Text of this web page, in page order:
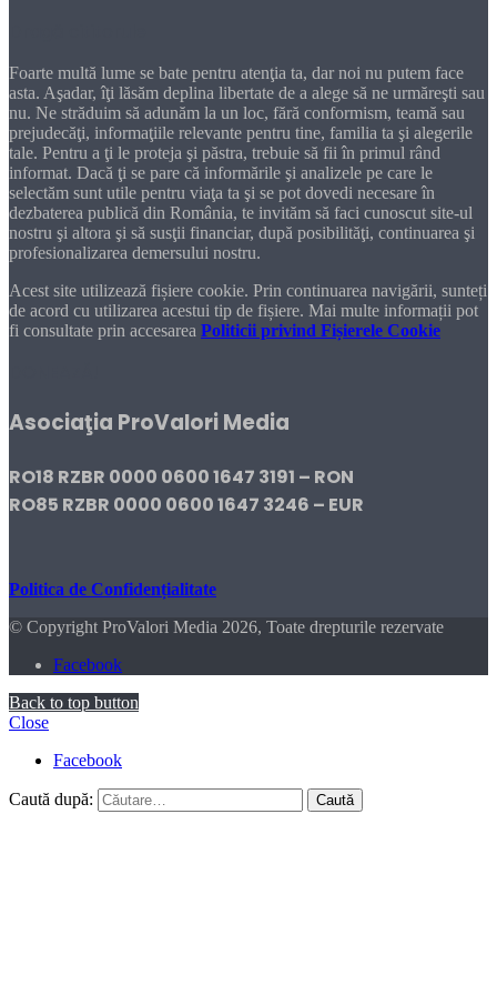
Foarte multă lume se bate pentru atenţia ta, dar noi nu putem face
asta. Aşadar, îţi lăsăm deplina libertate de a alege să ne urmăreşti sau
nu. Ne străduim să adunăm la un loc, fără conformism, teamă sau
prejudecăţi, informaţiile relevante pentru tine, familia ta şi alegerile
tale. Pentru a ţi le proteja şi păstra, trebuie să fii în primul rând
informat. Dacă ţi se pare că informările şi analizele pe care le
selectăm sunt utile pentru viaţa ta şi se pot dovedi necesare în
dezbaterea publică din România, te invităm să faci cunoscut site-ul
nostru şi altora şi să susţii financiar, după posibilităţi, continuarea şi
profesionalizarea demersului nostru.
Acest site utilizează fișiere cookie. Prin continuarea navigării, sunteți
de acord cu utilizarea acestui tip de fișiere. Mai multe informații pot
fi consultate prin accesarea Politicii privind Fișierele Cookie
Asociaţia ProValori Media
RO18 RZBR 0000 0600 1647 3191 – RON
RO85 RZBR 0000 0600 1647 3246 – EUR
Politica de Confidențialitate
© Copyright ProValori Media 2026, Toate drepturile rezervate
Facebook
Back to top button
Close
Facebook
Caută după: